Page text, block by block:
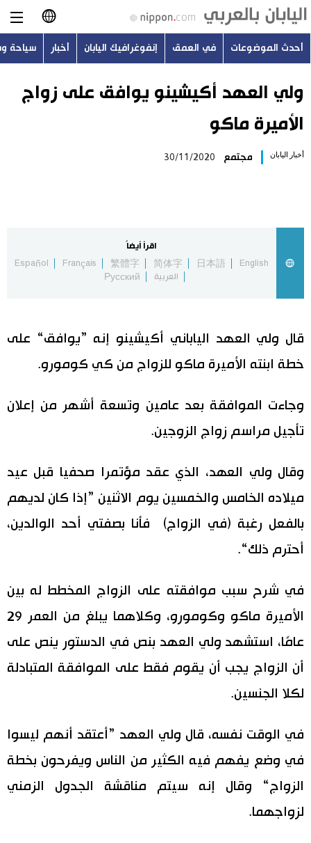
日本語
English
Русский
أحدث الموضوعات
اليابان في فيديو
مانغا وأنيمي
علوم وتكنولوجيا
صور
أشخاص
سياسة
مجتمع
ثقافة
لايف ستايل
طوكيو
الأكثر تفاعلا
اللغة اليابانية
هو وهي
تواصل معنا
أحدث الموضوعات في العمق إنفوغرافيك اليابان أخبار سياحة
ولي العهد أكيشينو يوافق على زواج
الأميرة ماكو
أخبار اليابان مجتمع 30/11/2020
اقرأ أيضاً
English
日本語
简体字
繁體字
Français
Español
العربية
Русский
قال ولي العهد الياباني أكيشينو إنه ”يوافق“ على
خطة ابنته الأميرة ماكو للزواج من كي كومورو.
وجاءت الموافقة بعد عامين وتسعة أشهر من إعلان
تأجيل مراسم زواج الزوجين.
وقال ولي العهد، الذي عقد مؤتمرا صحفيا قبل عيد
ميلاده الخامس والخمسين يوم الاثنين ”إذا كان لديهم
بالفعل رغبة (في الزواج) فأنا بصفتي أحد الوالدين،
أحترم ذلك“.
في شرح سبب موافقته على الزواج المخطط له بين
الأميرة ماكو وكومورو، وكلاهما يبلغ من العمر 29
عامًا، استشهد ولي العهد بنص في الدستور ينص على
أن الزواج يجب أن يقوم فقط على الموافقة المتبادلة
لكلا الجنسين.
في الوقت نفسه، قال ولي العهد ”أعتقد أنهم ليسوا
في وضع يفهم فيه الكثير من الناس ويفرحون بخطة
الزواج“ وقال إنه سيتم مناقشة الجدول الزمني
لزواجهما.